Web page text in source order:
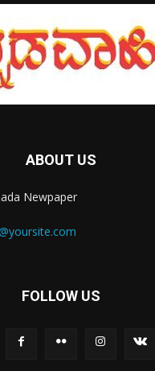
ABOUT US
Newpaper
FOLLOW US